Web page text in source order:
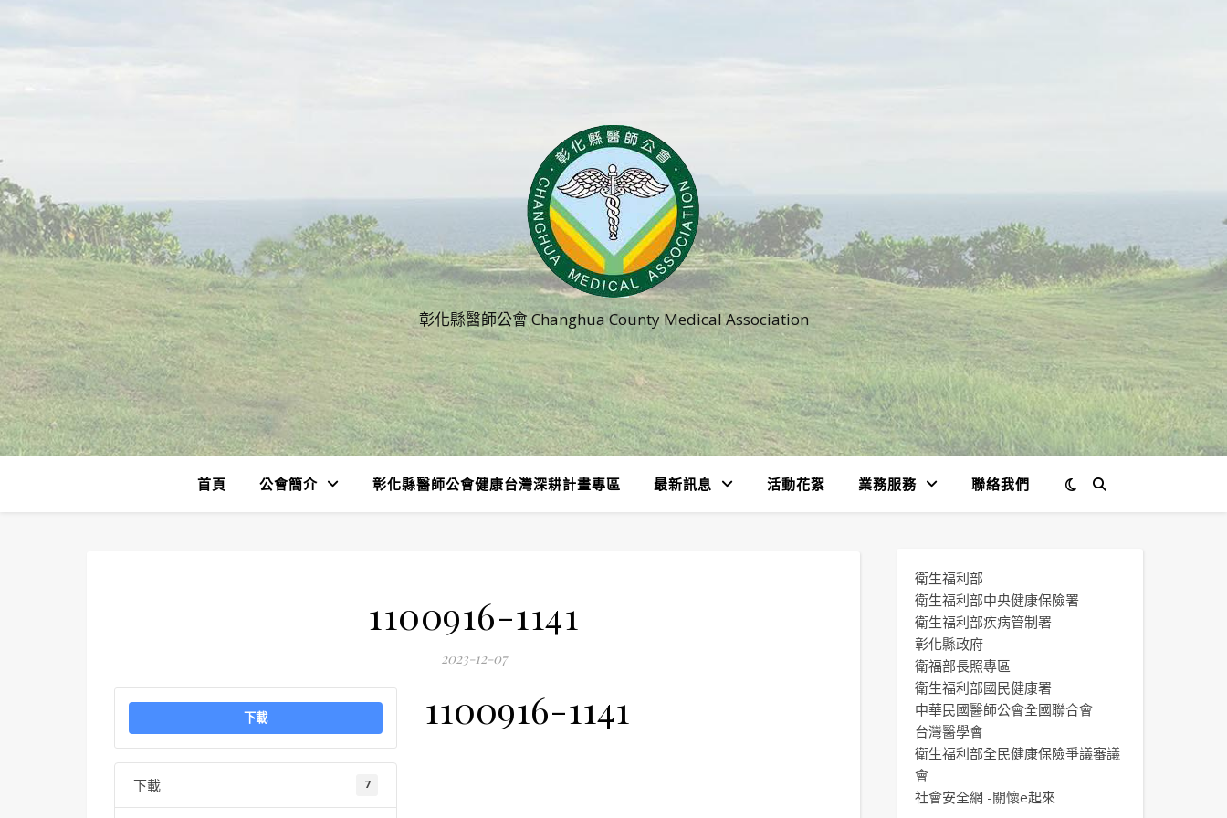
彰化縣醫師公會 Changhua County Medical Association
首頁 公會簡介 彰化縣醫師公會健康台灣深耕計畫專區 最新訊息 活動花絮 業務服務 聯絡我們
1100916-1141
2023-12-07
下載
下載 7
1100916-1141
衛生福利部
衛生福利部中央健康保險署
衛生福利部疾病管制署
彰化縣政府
衛福部長照專區
衛生福利部國民健康署
中華民國醫師公會全國聯合會
台灣醫學會
衛生福利部全民健康保險爭議審議
會
社會安全網 -關懷e起來